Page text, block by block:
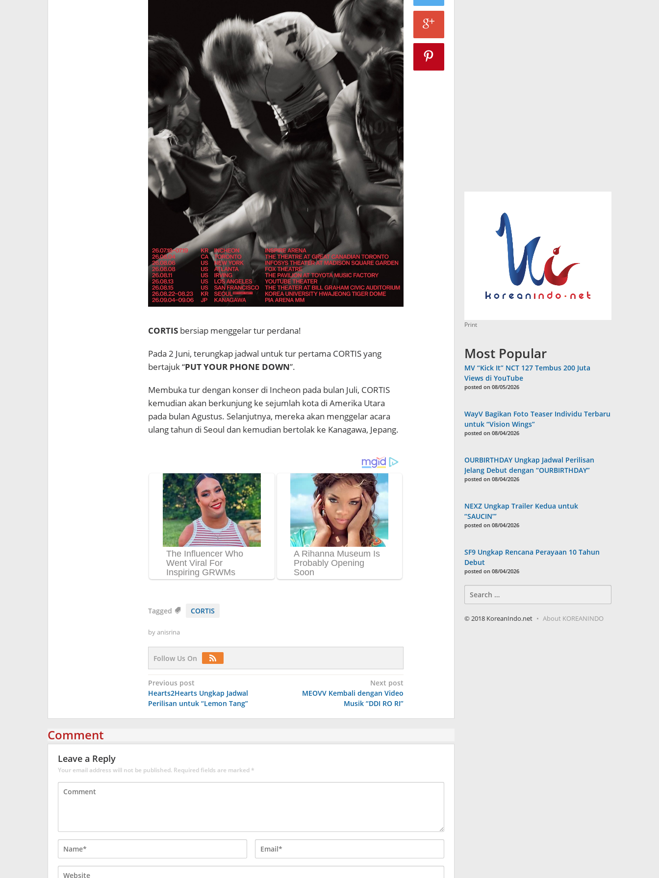
CORTISbersiap menggelar tur perdana!
Pada 2 Juni, terungkap jadwal untuk tur pertama CORTIS yang
bertajuk “PUT YOUR PHONE DOWN”.
Membuka tur dengan konser di Incheon pada bulan Juli, CORTIS
kemudian akan berkunjung ke sejumlah kota di Amerika Utara
pada bulan Agustus. Selanjutnya, mereka akan menggelar acara
ulang tahun di Seoul dan kemudian bertolak ke Kanagawa, Jepang.
Tagged CORTIS
byanisrina
Follow Us On
Post
navigation
Previous post
Hearts2Hearts Ungkap Jadwal
Perilisan untuk “Lemon Tang”
Next post
MEOVV Kembali dengan Video
Musik “DDI RO RI”
Comment
Leave a Reply
Your email address will not be published. Required fields are marked*
Print
Most Popular
MV “Kick It” NCT 127 Tembus 200 Juta
Views di YouTube
posted on 08/05/2026
WayV Bagikan Foto Teaser Individu Terbaru
untuk “Vision Wings”
posted on 08/04/2026
OURBIRTHDAY Ungkap Jadwal Perilisan
Jelang Debut dengan “OURBIRTHDAY”
posted on 08/04/2026
NEXZ Ungkap Trailer Kedua untuk
“SAUCIN’”
posted on 08/04/2026
SF9 Ungkap Rencana Perayaan 10 Tahun
Debut
posted on 08/04/2026
for:
© 2018 KoreanIndo.net About KOREANINDO